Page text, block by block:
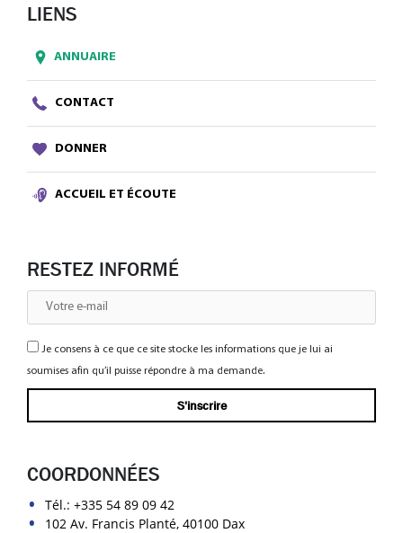
LIENS
ANNUAIRE
CONTACT
DONNER
ACCUEIL ET ÉCOUTE
RESTEZ INFORMÉ
Je consens à ce que ce site stocke les informations que je lui ai
soumises afin qu’il puisse répondre à ma demande.
COORDONNÉES
Tél.: +335 54 89 09 42
102 Av. Francis Planté, 40100 Dax